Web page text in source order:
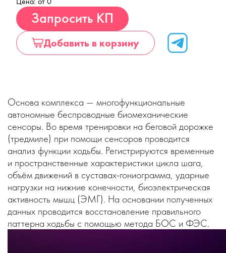
Запросить КП
Добавить в корзину
Основа комплекса — многофункциональные
автономные беспроводные биомеханические
сенсоры. Во время тренировки на беговой дорожке
(тредмиле) при помощи сенсоров проводится
анализ функции ходьбы. Регистрируются временные
и пространственные характеристики цикла шага,
объём движений в суставах-гониограмма, ударные
нагрузки на нижние конечности, биоэлектрическая
активность мышц (ЭМГ). На основании полученных
данных проводится восстановление правильного
паттерна ходьбы с помощью метода БОС и ФЭС.